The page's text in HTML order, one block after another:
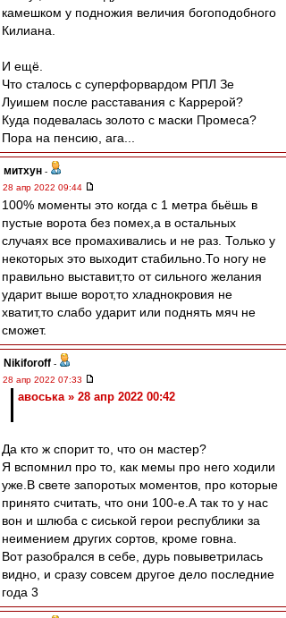
камешком у подножия величия богоподобного
Килиана.
И ещё.
Что сталось с суперфорвардом РПЛ Зе
Луишем после расставания с Каррерой?
Куда подевалась золото с маски Промеса?
Пора на пенсию, ага...
митхун -
28 апр 2022 09:44
100% моменты это когда с 1 метра бьёшь в
пустые ворота без помех,а в остальных
случаях все промахивались и не раз. Только у
некоторых это выходит стабильно.То ногу не
правильно выставит,то от сильного желания
ударит выше ворот,то хладнокровия не
хватит,то слабо ударит или поднять мяч не
сможет.
Nikiforoff -
28 апр 2022 07:33
авоська » 28 апр 2022 00:42
Да кто ж спорит то, что он мастер?
Я вспомнил про то, как мемы про него ходили
уже.В свете запоротых моментов, про которые
принято считать, что они 100-е.А так то у нас
вон и шлюба с сиськой герои республики за
неимением других сортов, кроме говна.
Вот разобрался в себе, дурь повыветрилась
видно, и сразу совсем другое дело последние
года 3